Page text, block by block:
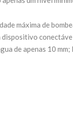
máxima de
de apenas 10